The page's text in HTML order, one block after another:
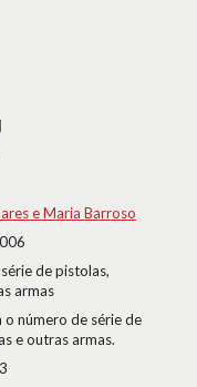
e Maria Barroso
de pistolas,
armas
o número de série de
e outras armas.